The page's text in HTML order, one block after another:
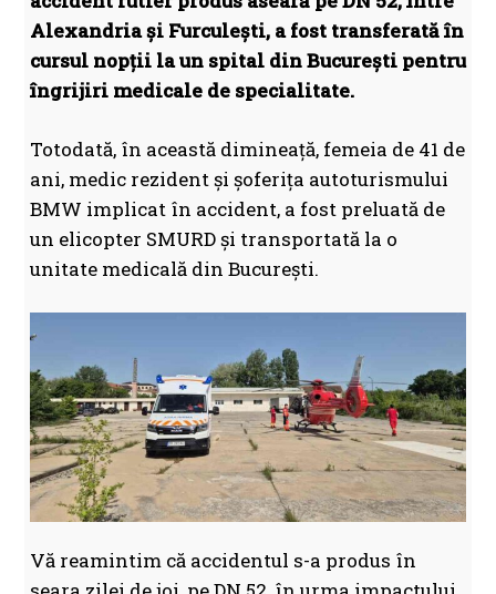
Alexandria și Furculești, a fost transferată în
cursul nopții la un spital din București pentru
îngrijiri medicale de specialitate.
Totodată, în această dimineață, femeia de 41 de
ani, medic rezident și șoferița autoturismului
BMW implicat în accident, a fost preluată de
un elicopter SMURD și transportată la o
unitate medicală din București.
Vă reamintim că accidentul s-a produs în